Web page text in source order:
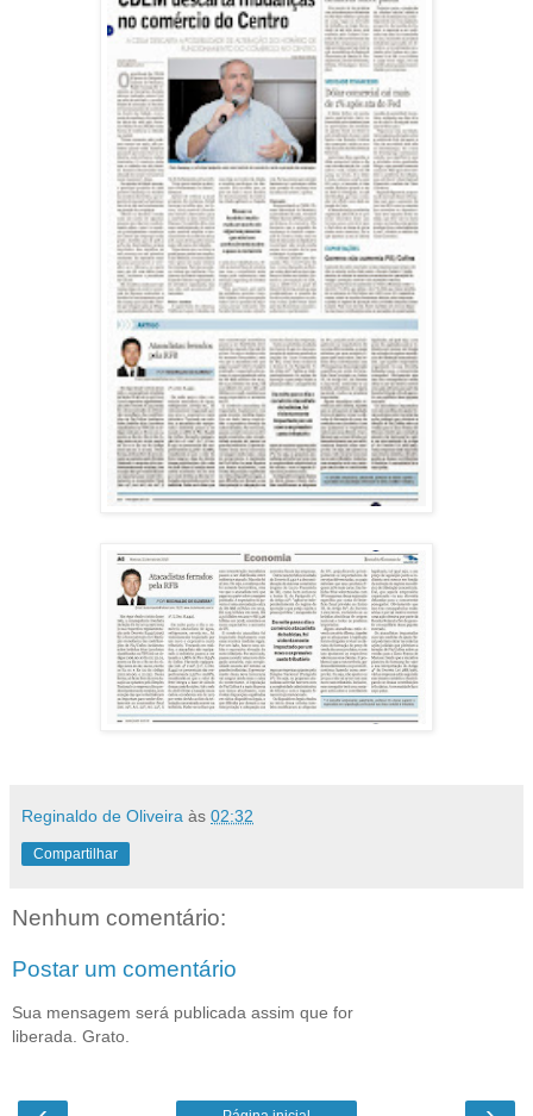
Reginaldo de Oliveira às 02:32
Compartilhar
Nenhum comentário:
Postar um comentário
Sua mensagem será publicada assim que for
liberada. Grato.